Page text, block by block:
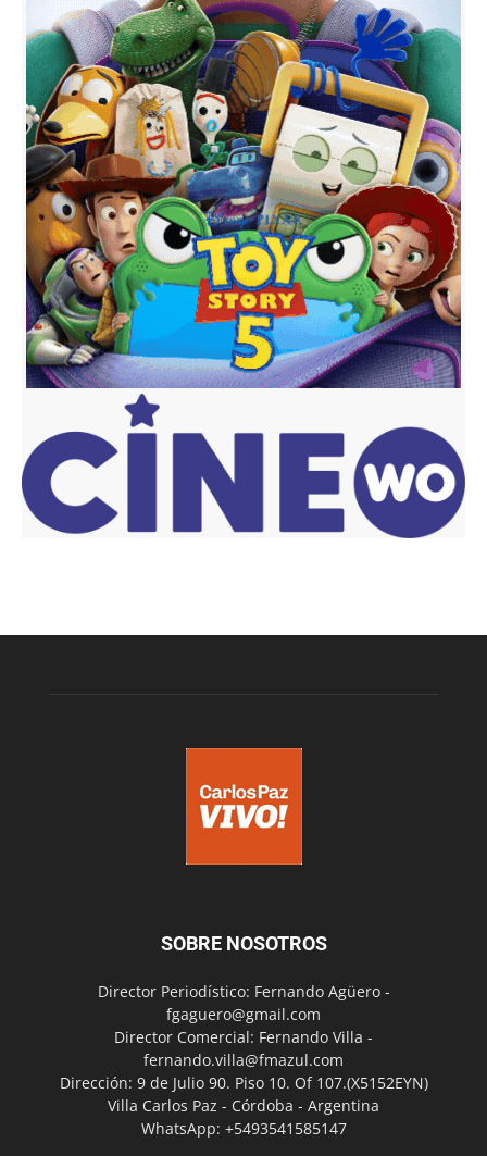
SOBRE NOSOTROS
Director Periodístico: Fernando Agüero -
fgaguero@gmail.com
Director Comercial: Fernando Villa -
fernando.villa@fmazul.com
Dirección: 9 de Julio 90. Piso 10. Of 107.(X5152EYN)
Villa Carlos Paz - Córdoba - Argentina
WhatsApp: +5493541585147